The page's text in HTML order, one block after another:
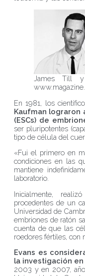
James Till y
En 1981, los
Kaufman lograron
(ESCs) de
ser pluripotentes
tipo de célula del
«Fui el primero en
condiciones en las
mantiene
laboratorio.
Inicialmente,
procedentes de un
Universidad de
embriones de ratón
cuenta de que las
roedores fértiles, con
Evans es
la investigación
2003 y en 2007,